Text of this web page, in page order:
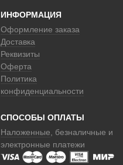
ИНФОРМАЦИЯ
Оформление заказа
Доставка
Реквизиты
Оферта
Политика
конфиденциальности
СПОСОБЫ ОПЛАТЫ
Наложенные, безналичные и
электронные платежи